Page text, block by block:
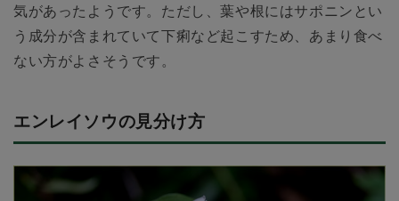
気があったようです。ただし、葉や根にはサポニンとい
う成分が含まれていて下痢など起こすため、あまり食べ
ない方がよさそうです。
エンレイソウの見分け方